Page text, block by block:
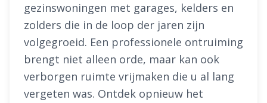
gezinswoningen met garages, kelders en
zolders die in de loop der jaren zijn
volgegroeid. Een professionele ontruiming
brengt niet alleen orde, maar kan ook
verborgen ruimte vrijmaken die u al lang
vergeten was. Ontdek opnieuw het